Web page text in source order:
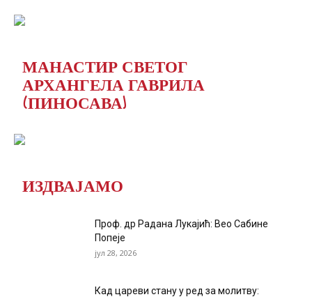
МАНАСТИР СВЕТОГ
АРХАНГЕЛА ГАВРИЛА
(ПИНОСАВА)
ИЗДВАЈАМО
Проф. др Радана Лукајић: Вео Сабине
Попеје
јул 28, 2026
Кад цареви стану у ред за молитву: